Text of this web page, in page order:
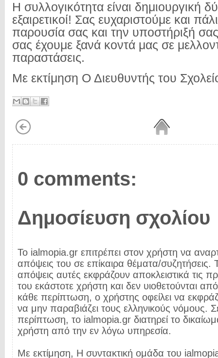
Η συλλογικότητα είναι δημιουργική
εξαιρετικοί! Σας ευχαριστούμε και
παρουσία σας και την υποστήριξή
σας έχουμε ξανά κοντά μας σε
παραστάσεις.
Με εκτίμηση Ο Διευθυντής του
0 comments:
Δημοσίευση σχολίου
Το ialmopia.gr επιτρέπει στον χρήστη να
απόψεις του σε επίκαιρα θέματα/συζητήσεις.
απόψεις αυτές εκφράζουν αποκλειστικά τις
του εκάστοτε χρήστη και δεν υιοθετούνται
κάθε περίπτωση, ο χρήστης οφείλει να
να μην παραβιάζει τους ελληνικούς νόμους.
περίπτωση, το ialmopia.gr διατηρεί το
χρήστη από την εν λόγω υπηρεσία.
Με εκτίμηση, Η συντακτική ομάδα του